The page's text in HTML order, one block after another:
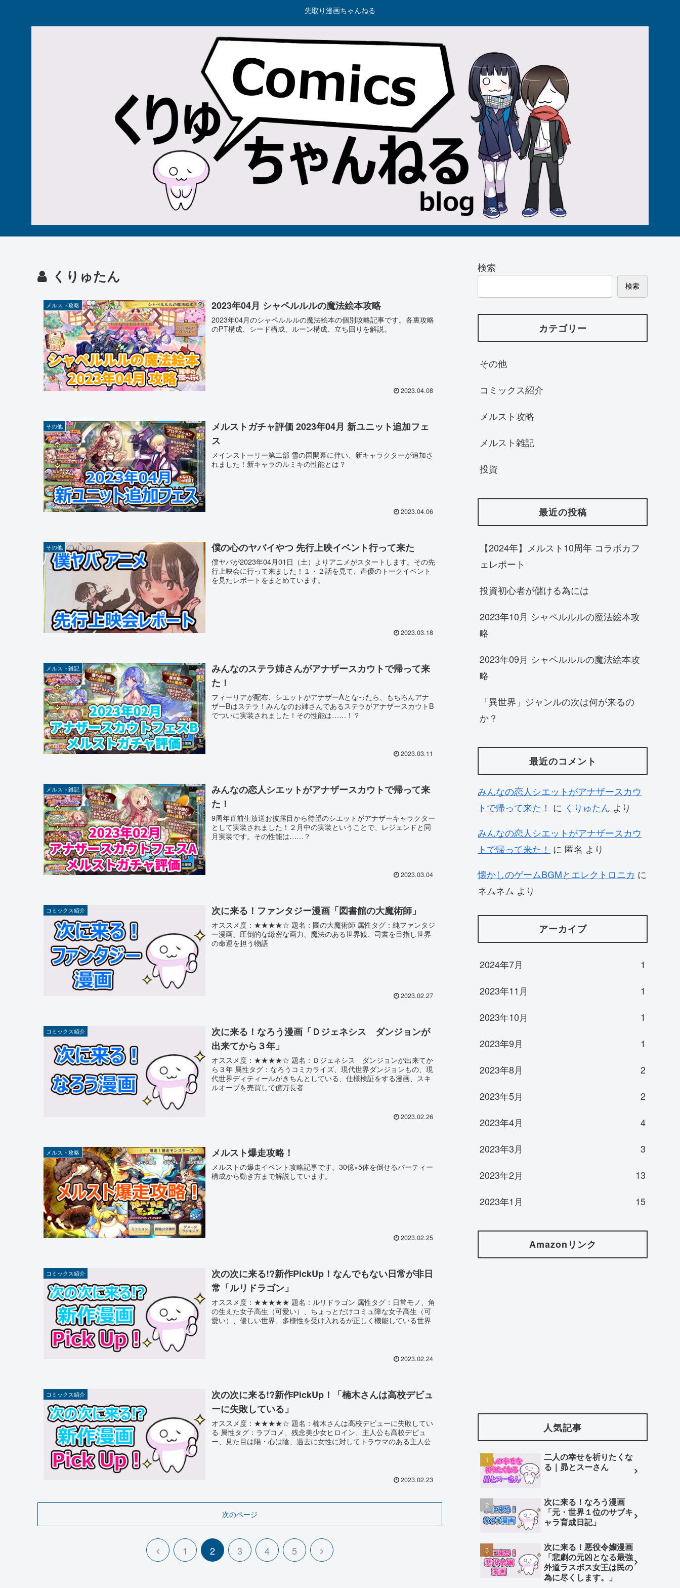
先取り漫画ちゃんねる
くりゅたん
メルスト攻略 2023年04月 シャペルルルの魔法絵本攻略
2023年04月のシャペルルルの魔法絵本の個別攻略記事です。各裏攻略
のPT構成、シード構成、ルーン構成、立ち回りを解説。
2023.04.08
その他
メルストガチャ評価 2023年04月 新ユニット追加フェ
ス
メインストーリー第二部 雪の国開幕に伴い、新キャラクターが追加さ
れました！新キャラのルミキの性能とは？
2023.04.06
その他 僕の心のヤバイやつ 先行上映イベント行って来た
僕ヤバが2023年04月01日（土）よりアニメがスタートします。その先
行上映会に行って来ました！１・２話を見て、声優のトークイベント
を見たレポートをまとめています。
2023.03.18
メルスト雑記
みんなのステラ姉さんがアナザースカウトで帰って来
た！
フィーリアが配布、シエットがアナザーAとなったら、もちろんアナ
ザーBはステラ！みんなのお姉さんであるステラがアナザースカウトB
でついに実装されました！その性能は……！？
2023.03.11
メルスト雑記
みんなの恋人シエットがアナザースカウトで帰って来
た！
9周年直前生放送お披露目から待望のシエットがアナザーキャラクター
として実装されました！２月中の実装ということで、レジェンドと同
月実装です。その性能は……？
2023.03.04
コミックス紹介 次に来る！ファンタジー漫画「図書館の大魔術師」
オススメ度：★★★★☆ 題名：圕の大魔術師 属性タグ：純ファンタジ
ー漫画、圧倒的な緻密な画力、魔法のある世界観、司書を目指し世界
の命運を担う物語
2023.02.27
コミックス紹介
次に来る！なろう漫画「Ｄジェネシス ダンジョンが
出来てから３年」
オススメ度：★★★★☆ 題名：Ｄジェネシス ダンジョンが出来てか
ら３年 属性タグ：なろうコミカライズ、現代世界ダンジョンもの、現
代世界ディティールがきちんとしている、仕様検証をする漫画、スキ
ルオーブを売買して億万長者
2023.02.26
メルスト攻略 メルスト爆走攻略！
メルストの爆走イベント攻略記事です。30億×5体を倒せるパーティー
構成から動き方まで解説しています。
2023.02.25
コミックス紹介
次の次に来る!?新作PickUp！なんでもない日常が非日
常「ルリドラゴン」
オススメ度：★★★★★ 題名：ルリドラゴン 属性タグ：日常モノ、角
の生えた女子高生（可愛い）、ちょっとだけコミュ障な女子高生（可
愛い）、優しい世界、多様性を受け入れるが正しく機能している世界
2023.02.24
コミックス紹介
次の次に来る!?新作PickUp！「楠木さんは高校デビュ
ーに失敗している」
オススメ度：★★★★☆ 題名：楠木さんは高校デビューに失敗してい
る 属性タグ：ラブコメ、残念美少女ヒロイン、主人公も高校デビュ
ー、見た目は陽・心は陰、過去に女性に対してトラウマのある主人公
2023.02.23
次のページ
1 2 3 4 5
検索
検索
カテゴリー
その他
コミックス紹介
メルスト攻略
メルスト雑記
投資
最近の投稿
【2024年】メルスト10周年 コラボカフ
ェレポート
投資初心者が儲ける為には
2023年10月 シャペルルルの魔法絵本攻
略
2023年09月 シャペルルルの魔法絵本攻
略
「異世界」ジャンルの次は何が来るの
か？
最近のコメント
みんなの恋人シエットがアナザースカウ
トで帰って来た！ に くりゅたん より
みんなの恋人シエットがアナザースカウ
トで帰って来た！ に 匿名 より
懐かしのゲームBGMとエレクトロニカ に
ネムネム より
アーカイブ
2024年7月
1
2023年11月
1
2023年10月
1
2023年9月
1
2023年8月
2
2023年5月
2
2023年4月
4
2023年3月
3
2023年2月
13
2023年1月
15
Amazonリンク
人気記事
二人の幸せを祈りたくな
る｜昴とスーさん
次に来る！なろう漫画
「元・世界１位のサブキ
ャラ育成日記」
次に来る！悪役令嬢漫画
「悲劇の元凶となる最強
外道ラスボス女王は民の
為に尽くします。」